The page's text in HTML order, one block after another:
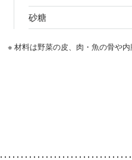
砂糖
※ 材料は野菜の皮、肉・魚の骨や